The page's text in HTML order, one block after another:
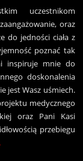
uczestnikom
oraz
do jedności ciała z
poznać tak
inspiruje mnie do
doskonalenia
jest Wasz uśmiech.
medycznego
oraz Pani Kasi
przebiegu
.